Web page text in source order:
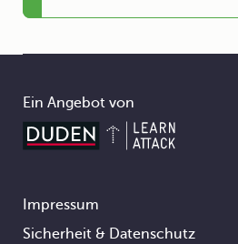
Ein Angebot von
Footer
Impressum
Sicherheit & Datenschutz